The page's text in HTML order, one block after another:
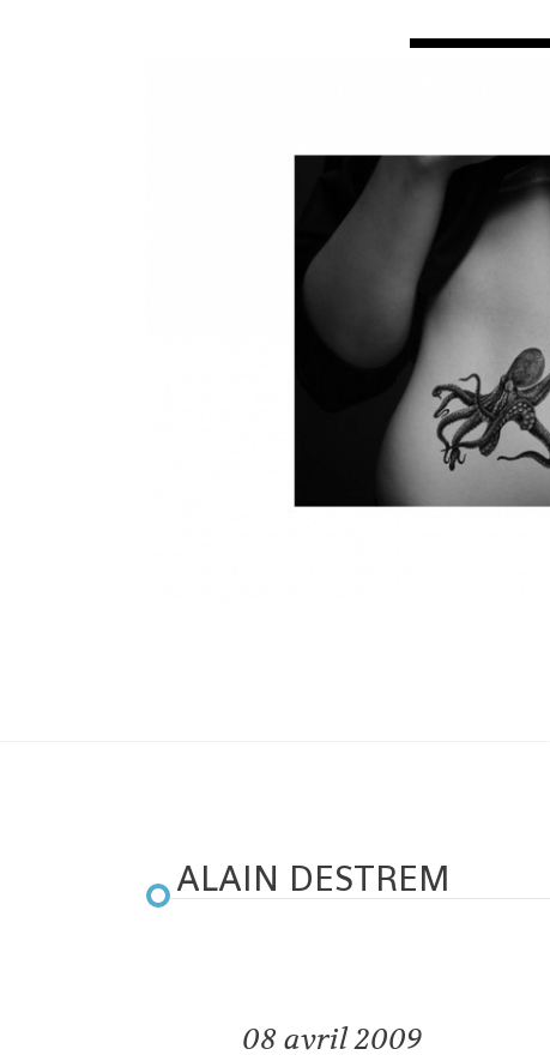
ALAIN DESTREM
08 avril 2009